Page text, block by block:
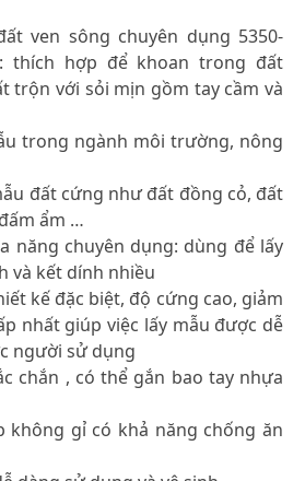
ven sông chuyên dụng 5350-
: thích hợp để khoan trong đất
trộn với sỏi mịn gồm tay cầm và
trong ngành môi trường, nông
đất cứng như đất đồng cỏ, đất
ẩm …
năng chuyên dụng: dùng để lấy
và kết dính nhiều
kế đặc biệt, độ cứng cao, giảm
nhất giúp việc lấy mẫu được dễ
người sử dụng
chắn , có thể gắn bao tay nhựa
không gỉ có khả năng chống ăn